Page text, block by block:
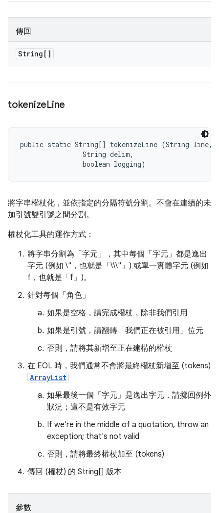
傳回
String[]
tokenizeLine
public static String[] tokenizeLine (String line,
                String delim,
                boolean logging)
將字串權杖化，並依指定的分隔符號分割。不會在連續的未
加引號雙引號之間分割。
權杖化工具的運作方式：
將字串分割為「字元」，其中每個「字元」都是逸出
字元 (例如 \"，也就是「\\\"」) 或單一實體字元 (例如
f，也就是「f」)。
針對每個「角色」
如果是空格，請完成權杖，除非我們引用
如果是引號，請翻轉「我們正在被引用」位元
否則，請將其新增至正在建構的權杖
在 EOL 時，我們通常不會將最終權杖新增至 (tokens)
ArrayList
如果最後一個「字元」是逸出字元，請擲回例外
狀況；這不是有效字元
If we're in the middle of a quotation, throw an
exception; that's not valid
否則，請將最終權杖加至 (tokens)
傳回 (權杖) 的 String[] 版本
參數